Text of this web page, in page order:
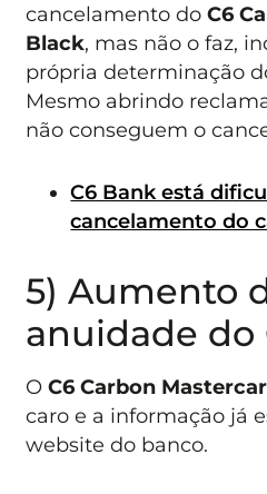
cancelamento doC6
Black, mas não o faz,
própria determinação
Mesmo abrindo
não conseguem o
C6 Bank está
cancelamento do
5) Aumento
anuidade do
OC6 Carbon
caro e a informação já
website do banco.